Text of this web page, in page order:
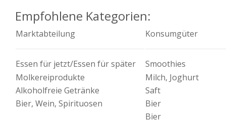
Empfohlene Kategorien:
Marktabteilung Konsumgüter
Essen für jetzt/Essen für später
Smoothies
Molkereiprodukte
Milch, Joghurt
Alkoholfreie Getränke
Saft
Bier, Wein, Spirituosen
Bier
Bier